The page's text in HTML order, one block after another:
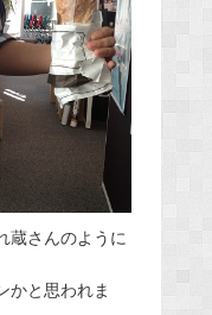
蔵さんのように
かと思われま